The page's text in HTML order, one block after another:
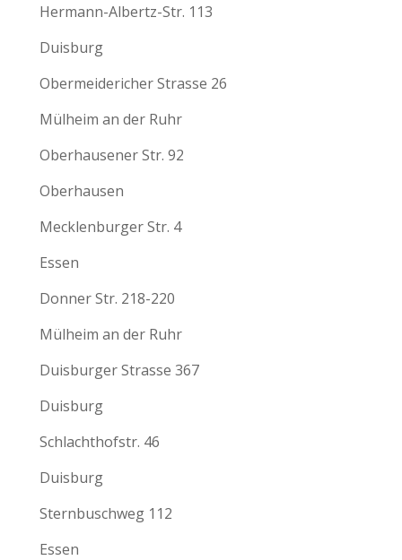
Hermann-Albertz-Str. 113
Duisburg
Obermeidericher Strasse 26
Mülheim an der Ruhr
Oberhausener Str. 92
Oberhausen
Mecklenburger Str. 4
Essen
Donner Str. 218-220
Mülheim an der Ruhr
Duisburger Strasse 367
Duisburg
Schlachthofstr. 46
Duisburg
Sternbuschweg 112
Essen